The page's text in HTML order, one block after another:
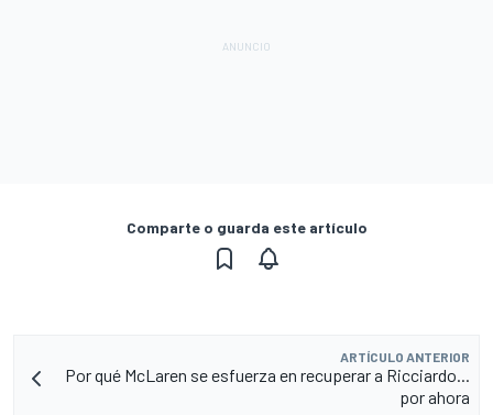
Comparte o guarda este artículo
ARTÍCULO ANTERIOR
Por qué McLaren se esfuerza en recuperar a Ricciardo...
por ahora